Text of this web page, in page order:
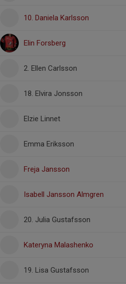
10. Daniela Karlsson
Elin Forsberg
2. Ellen Carlsson
18. Elvira Jonsson
Elzie Linnet
Emma Eriksson
Freja Jansson
Isabell Jansson Almgren
20. Julia Gustafsson
Kateryna Malashenko
19. Lisa Gustafsson